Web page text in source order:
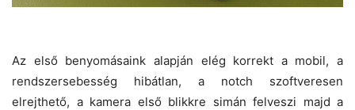
Az első benyomásaink alapján elég korrekt a mobil, a
rendszersebesség hibátlan, a notch szoftveresen
elrejthető, a kamera első blikkre simán felveszi majd a